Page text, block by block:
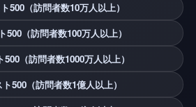
500（訪問者数10万人以上）
500（訪問者数100万人以上）
（訪問者数1000万人以上）
500（訪問者数1億人以上）